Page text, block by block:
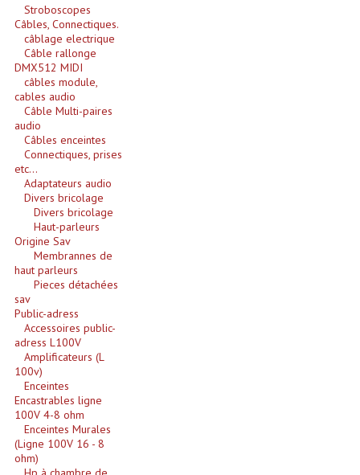
Ampoules - Tubes Lumière Noire Black Gun
Stroboscopes
Câbles, Connectiques.
câblage electrique
Câble rallonge
DMX512 MIDI
câbles module,
cables audio
Câble Multi-paires
audio
Câbles enceintes
Connectiques, prises
etc...
Adaptateurs audio
Divers bricolage
Divers bricolage
Haut-parleurs
Origine Sav
Membrannes de
haut parleurs
Pieces détachées
sav
Public-adress
Accessoires public-
adress L100V
Amplificateurs (L
100v)
Enceintes
Encastrables ligne
100V 4-8 ohm
Enceintes Murales
(Ligne 100V 16 - 8
ohm)